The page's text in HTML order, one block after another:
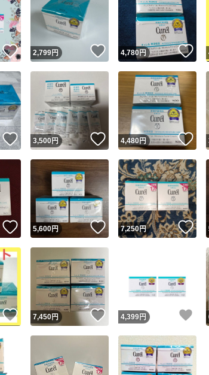
いいね！
2,799円 いいね！
4,780円
いいね！
3,500円 いいね！
4,480円
いいね！
5,600円 いいね！
7,250円 い
いいね！
7,450円 いいね！
4,399円